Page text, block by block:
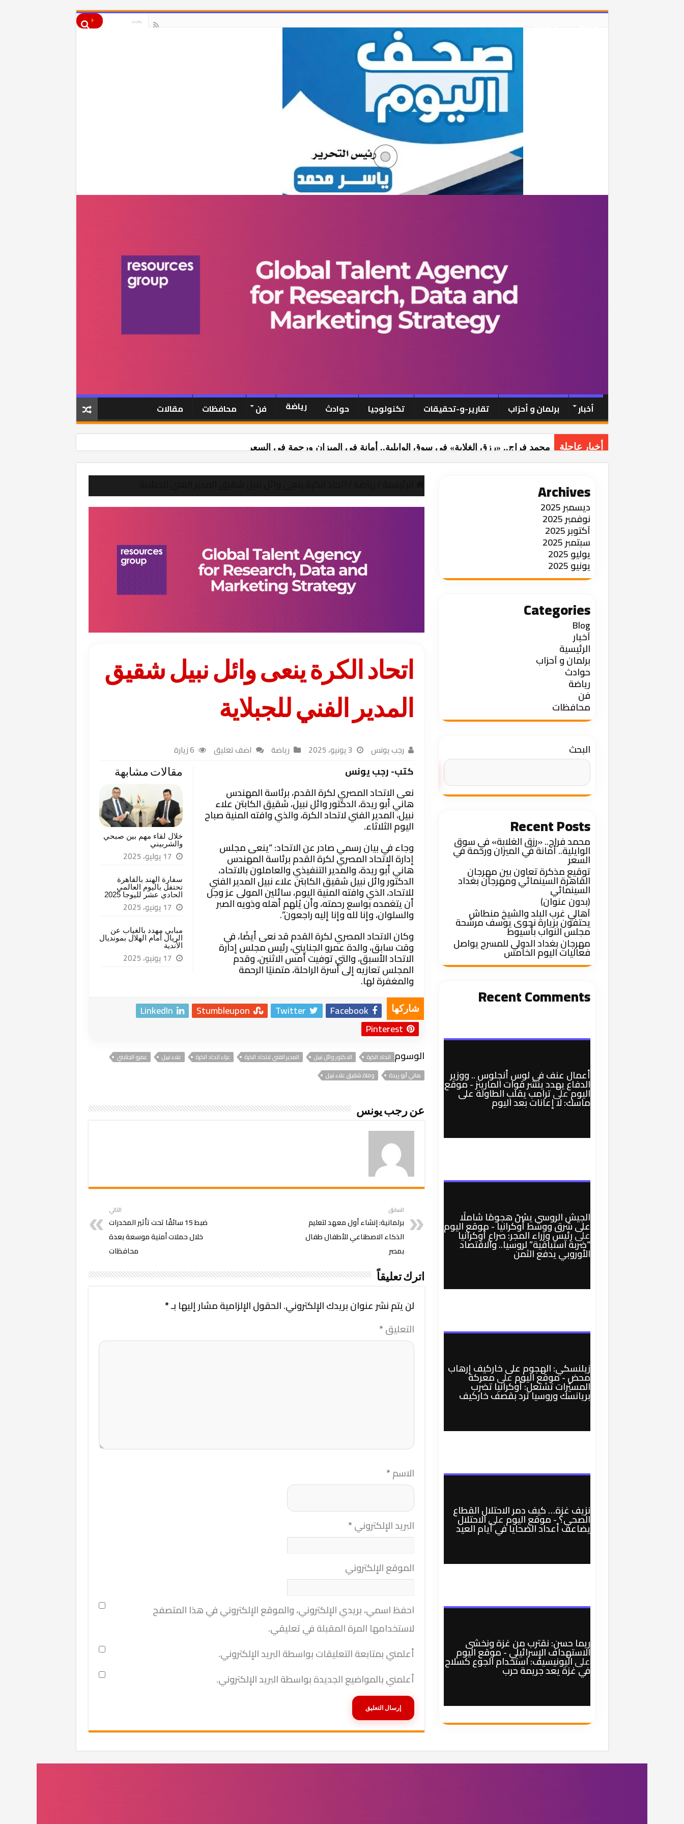
أخبار برلمان و أحزاب تقارير-و-تحقيقات تكنولوجيا حوادث رياضة فن محافظات مقالات
أخبار عاجلة محمد فراج.. «رزق الغلابة» في سوق الوايلية.. أمانة في الميزان ورحمة في السعر
اتحاد الكرة ينعى وائل نبيل شقيق
المدير الفني للجبلاية
رجب يونس 3 يونيو، 2025 رياضة اضف تعليق 6 زيارة
مقالات مشابهة
خلال لقاء مهم بين صبحي
والشربيني
17 يوليو، 2025
سفارة الهند بالقاهرة
تحتفل باليوم العالمي
الحادي عشر لليوجا 2025
17 يونيو، 2025
مبابي مهدد بالغياب عن
الريال أمام الهلال بمونديال
الأندية
17 يونيو، 2025
كتب- رجب يونس
نعى الاتحاد المصري لكرة القدم، برئاسة المهندس
هاني أبو ريدة، الدكتور وائل نبيل، شقيق الكابتن علاء
نبيل، المدير الفني لاتحاد الكرة، والذي وافته المنية صباح
اليوم الثلاثاء.
وجاء في بيان رسمي صادر عن الاتحاد: “ينعى مجلس
إدارة الاتحاد المصري لكرة القدم برئاسة المهندس
هاني أبو ريدة، والمدير التنفيذي والعاملون بالاتحاد،
الدكتور وائل نبيل شقيق الكابتن علاء نبيل المدير الفني
للاتحاد، الذي وافته المنية اليوم، سائلين المولى عز وجل
أن يتغمده بواسع رحمته، وأن يُلهم أهله وذويه الصبر
والسلوان، وإنا لله وإنا إليه راجعون”.
وكان الاتحاد المصري لكرة القدم قد نعى أيضًا، في
وقت سابق، والدة عمرو الجنايني، رئيس مجلس إدارة
الاتحاد الأسبق، والتي توفيت أمس الاثنين، وقدم
المجلس تعازيه إلى أسرة الراحلة، متمنيًا الرحمة
والمغفرة لها.
شاركها Facebook
Twitter
Stumbleupon
LinkedIn
Pinterest
الوسوم اتحاد الكرة الدكتور وائل نبيل المدير الفني لاتحاد الكرة عزاء اتحاد الكرة علاء نبيل
عمرو الجنايني
هاني أبو ريدة
وفاة شقيق علاء نبيل
عن رجب يونس
السابق
برلمانية: إنشاء أول معهد لتعليم
الذكاء الاصطناعي للأطفال طفال
بمصر
التالي
ضبط 15 سائقًا تحت تأثير المخدرات
خلال حملات أمنية موسعة بعدة
محافظات
اترك تعليقاً
لن يتم نشر عنوان بريدك الإلكتروني.الحقول الإلزامية مشار إليها بـ*
التعليق*
الاسم*
البريد الإلكتروني*
الموقع الإلكتروني
احفظ اسمي، بريدي الإلكتروني، والموقع الإلكتروني في هذا المتصفح
لاستخدامها المرة المقبلة في تعليقي.
أعلمني بمتابعة التعليقات بواسطة البريد الإلكتروني.
أعلمني بالمواضيع الجديدة بواسطة البريد الإلكتروني.
Archives
ديسمبر 2025
نوفمبر 2025
أكتوبر 2025
سبتمبر 2025
يوليو 2025
يونيو 2025
Categories
Blog
أخبار
الرئيسية
برلمان و أحزاب
حوادث
رياضة
فن
محافظات
البحث
البحث
Recent Posts
محمد فراج.. «رزق الغلابة» في سوق
الوايلية.. أمانة في الميزان ورحمة في
السعر
توقيع مذكرة تعاون بين مهرجان
القاهرة السينمائي ومهرجان بغداد
السينمائي
(بدون عنوان)
أهالي غرب البلد والشيخ منطاش
يحتفون بزيارة نجوى يوسف مرشحة
مجلس النواب بأسيوط
مهرجان بغداد الدولي للمسرح يواصل
فعاليات اليوم الخامس
Recent Comments
أعمال عنف في لوس أنجلوس .. ووزير
الدفاع يهدد ينشر قوات المارينز - موقع
اليومعلىترامب يقلب الطاولة على
ماسك: لا إعانات بعد اليوم
الجيش الروسي يشنّ هجومًا شاملًا
على شرق ووسط أوكرانيا - موقع اليوم
علىرئيس وزراء المجر: صراع أوكرانيا
“ضربة استباقية” لروسيا.. والاقتصاد
الأوروبي يدفع الثمن
زيلنسكي: الهجوم على خاركيف إرهاب
محض - موقع اليومعلىمعركة
المسيّرات تشتعل: أوكرانيا تضرب
بريانسك وروسيا ترد بقصف خاركيف
نزيف غزة… كيف دمر الاحتلال القطاع
الصحي؟ - موقع اليومعلىالاحتلال
يضاعف أعداد الضحايا في أيام العيد
ريما حسن: نقترب من غزة ونخشى
الاستهداف الإسرائيلي - موقع اليوم
علىاليونيسيف: استخدام الجوع كسلاح
في غزة يعد جريمة حرب